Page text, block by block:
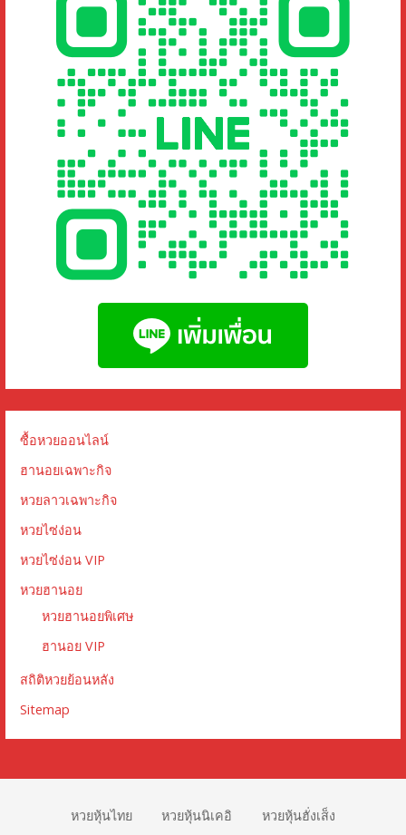
ซื้อหวยออนไลน์
ฮานอยเฉพาะกิจ
หวยลาวเฉพาะกิจ
หวยไซ่ง่อน
หวยไซ่ง่อน VIP
หวยฮานอย
หวยฮานอยพิเศษ
ฮานอย VIP
สถิติหวยย้อนหลัง
Sitemap
หวยหุ้นไทย หวยหุ้นนิเคอิ หวยหุ้นฮั่งเส็ง